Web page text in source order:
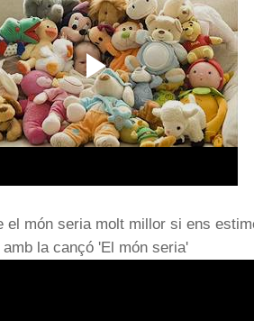
el món seria molt millor si ens
la cançó 'El món seria'